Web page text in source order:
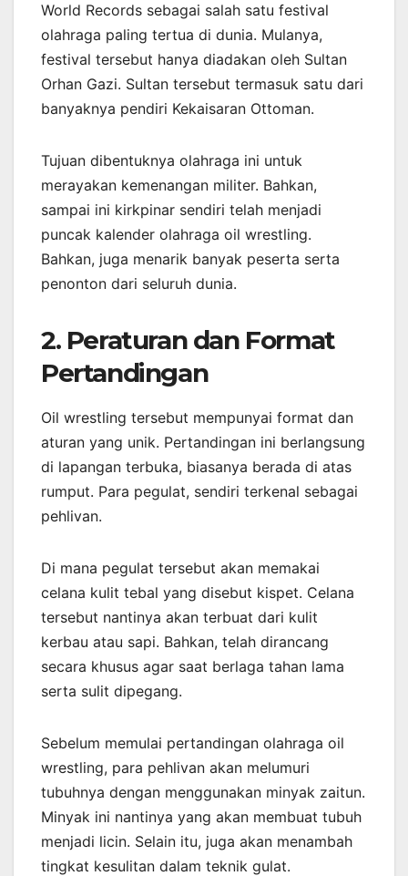
World Records sebagai salah satu festival
olahraga paling tertua di dunia. Mulanya,
festival tersebut hanya diadakan oleh Sultan
Orhan Gazi. Sultan tersebut termasuk satu dari
banyaknya pendiri Kekaisaran Ottoman.
Tujuan dibentuknya olahraga ini untuk
merayakan kemenangan militer. Bahkan,
sampai ini kirkpinar sendiri telah menjadi
puncak kalender olahraga oil wrestling.
Bahkan, juga menarik banyak peserta serta
penonton dari seluruh dunia.
2. Peraturan dan Format
Pertandingan
Oil wrestling tersebut mempunyai format dan
aturan yang unik. Pertandingan ini berlangsung
di lapangan terbuka, biasanya berada di atas
rumput. Para pegulat, sendiri terkenal sebagai
pehlivan.
Di mana pegulat tersebut akan memakai
celana kulit tebal yang disebut kispet. Celana
tersebut nantinya akan terbuat dari kulit
kerbau atau sapi. Bahkan, telah dirancang
secara khusus agar saat berlaga tahan lama
serta sulit dipegang.
Sebelum memulai pertandingan olahraga oil
wrestling, para pehlivan akan melumuri
tubuhnya dengan menggunakan minyak zaitun.
Minyak ini nantinya yang akan membuat tubuh
menjadi licin. Selain itu, juga akan menambah
tingkat kesulitan dalam teknik gulat.